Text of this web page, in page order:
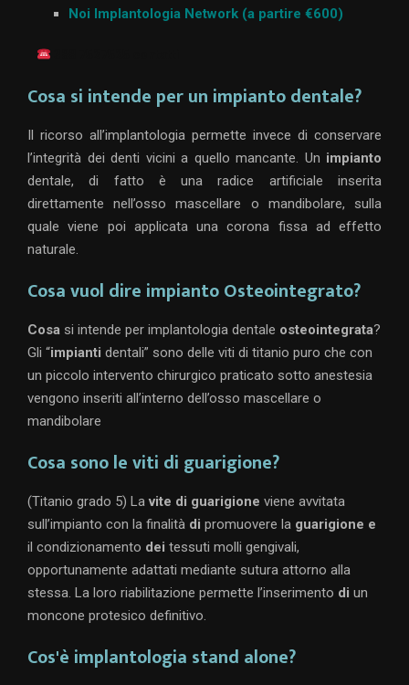
Noi Implantologia Network (a partire €600)
Cosa si intende per un impianto dentale?
Il ricorso all’implantologia permette invece di conservare
l’integrità dei denti vicini a quello mancante. Un impianto
dentale, di fatto è una radice artificiale inserita
direttamente nell’osso mascellare o mandibolare, sulla
quale viene poi applicata una corona fissa ad effetto
naturale.
Cosa vuol dire impianto Osteointegrato?
Cosa si intende per implantologia dentale osteointegrata?
Gli “impianti dentali” sono delle viti di titanio puro che con
un piccolo intervento chirurgico praticato sotto anestesia
vengono inseriti all’interno dell’osso mascellare o
mandibolare
Cosa sono le viti di guarigione?
(Titanio grado 5) Lavite di guarigione viene avvitata
sull’impianto con la finalità di promuovere la guarigione e
il condizionamento dei tessuti molli gengivali,
opportunamente adattati mediante sutura attorno alla
stessa. La loro riabilitazione permette l’inserimento di un
moncone protesico definitivo.
Cos'è implantologia stand alone?